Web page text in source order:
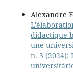
Alexandre
didactique
une
n. 3 (2024):